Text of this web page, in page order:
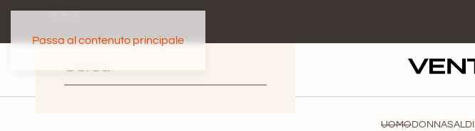
Passa al contenuto principale
UOMODONNASALDI